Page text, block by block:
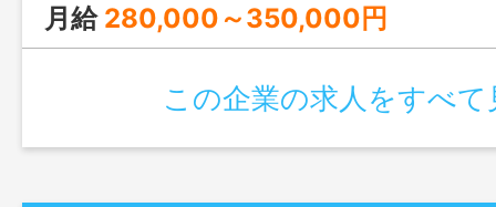
月給 280,000～350,000円
この企業の求人をすべて